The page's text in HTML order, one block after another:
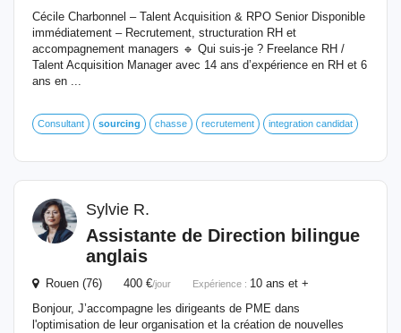
Cécile Charbonnel – Talent Acquisition & RPO Senior Disponible
immédiatement – Recrutement, structuration RH et
accompagnement managers 🔹 Qui suis-je ? Freelance RH /
Talent Acquisition Manager avec 14 ans d’expérience en RH et 6
ans en ...
Consultant sourcing chasse recrutement integration candidat
Sylvie R.
Assistante de Direction bilingue
anglais
Rouen (76) 400 €/jour Expérience : 10 ans et +
Bonjour, J’accompagne les dirigeants de PME dans
l'optimisation de leur organisation et la création de nouvelles